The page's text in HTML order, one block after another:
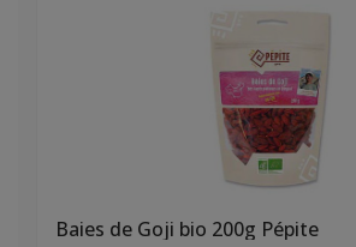
Baies de Goji bio 200g Pépite